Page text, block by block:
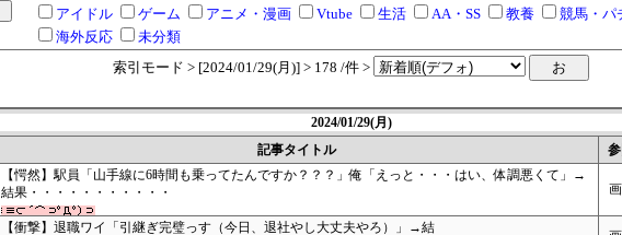
アイドル
ゲーム アニメ・漫画 Vtube 生活 AA・SS 教養 競馬・パ
海外反応
未分類
索引モード > [2024/01/29(月)] > 178 /件 >
2024/01/29(月)
記事タイトル
【愕然】駅員「山手線に6時間も乗ってたんですか？？？」俺「えっと・・・はい、体調悪くて」→
結果・・・・・・・・・・・
【衝撃】退職ワイ「引継ぎ完璧っす（今日、退社やし大丈夫やろ）」→結